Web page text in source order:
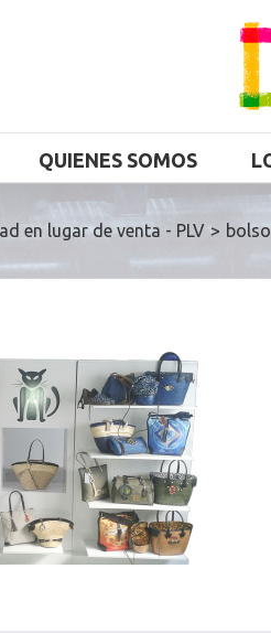
QUIENES SOMOS
en lugar de venta - PLV >